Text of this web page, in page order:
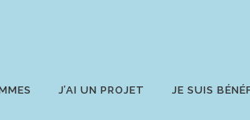
J’AI UN PROJET JE SUIS